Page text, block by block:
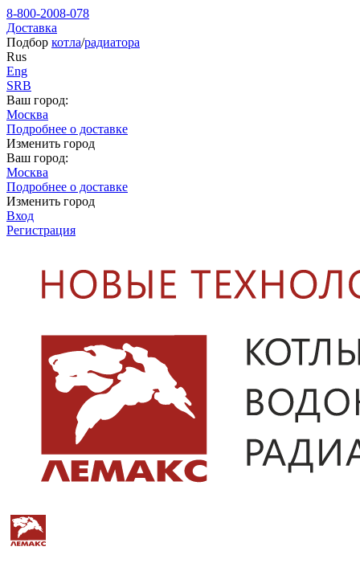
8-800-2008-078
Доставка
Подбор котла/радиатора
Rus
Eng
SRB
Ваш город:
Москва
Подробнее о доставке
Изменить город
Ваш город:
Москва
Подробнее о доставке
Изменить город
Вход
Регистрация